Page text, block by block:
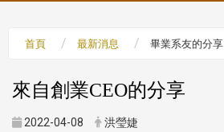
首頁 最新消息 畢業系友的分享
來自創業CEO的分享
2022-04-08 洪瑩婕